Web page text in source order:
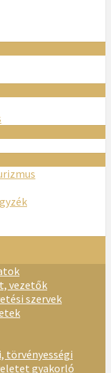
vezetők
szervek
törvényességi
gyakorló